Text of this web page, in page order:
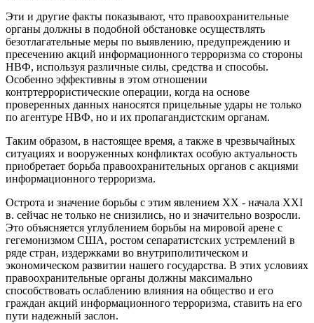
Эти и другие факты показывают, что правоохранительные
органы должны в подобной обстановке осуществлять
безотлагательные меры по выявлению, предупреждению и
пресечению акций информационного терроризма со стороны
НВФ, используя различные силы, средства и способы.
Особенно эффективны в этом отношении
контртеррористические операции, когда на основе
проверенных данных наносятся прицельные удары не только
по агентуре НВФ, но и их пропагандистским органам.
Таким образом, в настоящее время, а также в чрезвычайных
ситуациях и вооруженных конфликтах особую актуальность
приобретает борьба правоохранительных органов с акциями
информационного терроризма.
Острота и значение борьбы с этим явлением XX - начала XXI
в. сейчас не только не снизились, но и значительно возросли.
Это объясняется углублением борьбы на мировой арене с
гегемонизмом США, ростом сепаратистских устремлений в
ряде стран, издержками во внутриполитическом и
экономическом развитии нашего государства. В этих условиях
правоохранительные органы должны максимально
способствовать ослаблению влияния на общество и его
граждан акций информационного терроризма, ставить на его
пути надежный заслон.